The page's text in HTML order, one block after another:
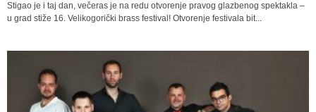
Stigao je i taj dan, večeras je na redu otvorenje pravog glazbenog spektakla –
u grad stiže 16. Velikogorički brass festival! Otvorenje festivala bit...